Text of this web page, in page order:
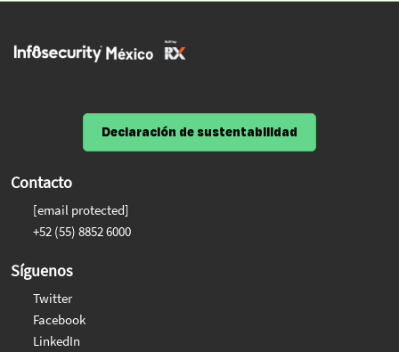
Declaración de sustentabilidad
Contacto
[email protected]
+52 (55) 8852 6000
Síguenos
Twitter
Facebook
LinkedIn